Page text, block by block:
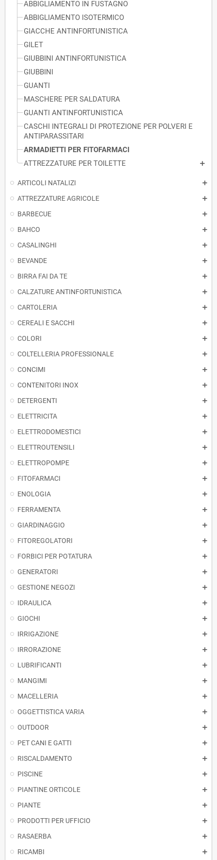
ABBIGLIAMENTO IN FUSTAGNO
ABBIGLIAMENTO ISOTERMICO
GIACCHE ANTINFORTUNISTICA
GILET
GIUBBINI ANTINFORTUNISTICA
GIUBBINI
GUANTI
MASCHERE PER SALDATURA
GUANTI ANTINFORTUNISTICA
CASCHI INTEGRALI DI PROTEZIONE PER POLVERI E
ANTIPARASSITARI
ARMADIETTI PER FITOFARMACI
ATTREZZATURE PER TOILETTE
ARTICOLI NATALIZI
ATTREZZATURE AGRICOLE
BARBECUE
BAHCO
CASALINGHI
BEVANDE
BIRRA FAI DA TE
CALZATURE ANTINFORTUNISTICA
CARTOLERIA
CEREALI E SACCHI
COLORI
COLTELLERIA PROFESSIONALE
CONCIMI
CONTENITORI INOX
DETERGENTI
ELETTRICITA
ELETTRODOMESTICI
ELETTROUTENSILI
ELETTROPOMPE
FITOFARMACI
ENOLOGIA
FERRAMENTA
GIARDINAGGIO
FITOREGOLATORI
FORBICI PER POTATURA
GENERATORI
GESTIONE NEGOZI
IDRAULICA
GIOCHI
IRRIGAZIONE
IRRORAZIONE
LUBRIFICANTI
MANGIMI
MACELLERIA
OGGETTISTICA VARIA
OUTDOOR
PET CANI E GATTI
RISCALDAMENTO
PISCINE
PIANTINE ORTICOLE
PIANTE
PRODOTTI PER UFFICIO
RASAERBA
RICAMBI